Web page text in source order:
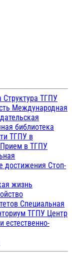
Структура ТГПУ
Международная
библиотека
ТГПУ в
Прием в ТГПУ
достижения Стоп-
жизнь
Специальная
ТГПУ Центр
естественно-